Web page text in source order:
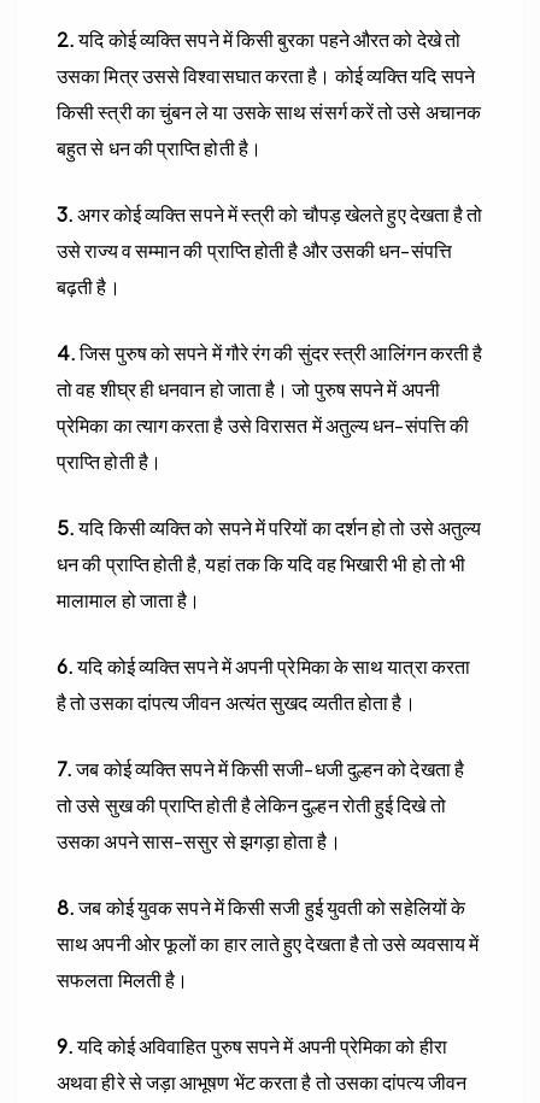
2.यदि कोई व्यक्ति सपने में किसी बुरका पहने औरत को देखे तो
उसका मित्र उससे विश्वासघात करता है। कोई व्यक्ति यदि सपने
किसी स्त्री का चुंबन ले या उसके साथ संसर्ग करें तो उसे अचानक
बहुत से धन की प्राप्ति होती है।
3.अगर कोई व्यक्ति सपने में स्त्री को चौपड़ खेलते हुए देखता है तो
उसे राज्य व सम्मान की प्राप्ति होती है और उसकी धन-संपत्ति
बढ़ती है।
4.जिस पुरुष को सपने में गौरे रंग की सुंदर स्त्री आलिंगन करती है
तो वह शीघ्र ही धनवान हो जाता है। जो पुरुष सपने में अपनी
प्रेमिका का त्याग करता है उसे विरासत में अतुल्य धन-संपत्ति की
प्राप्ति होती है।
5.यदि किसी व्यक्ति को सपने में परियों का दर्शन हो तो उसे अतुल्य
धन की प्राप्ति होती है, यहां तक कि यदि वह भिखारी भी हो तो भी
मालामाल हो जाता है।
6.यदि कोई व्यक्ति सपने में अपनी प्रेमिका के साथ यात्रा करता
है तो उसका दांपत्य जीवन अत्यंत सुखद व्यतीत होता है।
7.जब कोई व्यक्ति सपने में किसी सजी-धजी दुल्हन को देखता है
तो उसे सुख की प्राप्ति होती है लेकिन दुल्हन रोती हुई दिखे तो
उसका अपने सास-ससुर से झगड़ा होता है।
8.जब कोई युवक सपने में किसी सजी हुई युवती को सहेलियों के
साथ अपनी ओर फूलों का हार लाते हुए देखता है तो उसे व्यवसाय में
सफलता मिलती है।
9.यदि कोई अविवाहित पुरुष सपने में अपनी प्रेमिका को हीरा
अथवा हीरे से जड़ा आभूषण भेंट करता है तो उसका दांपत्य जीवन